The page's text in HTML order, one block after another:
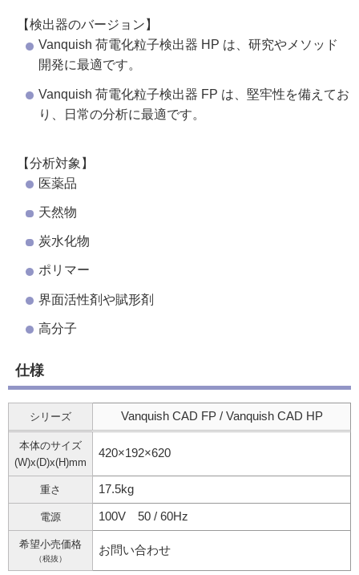
【検出器のバージョン】
Vanquish 荷電化粒子検出器 HP は、研究やメソッド
開発に最適です。
Vanquish 荷電化粒子検出器 FP は、堅牢性を備えてお
り、日常の分析に最適です。
【分析対象】
医薬品
天然物
炭水化物
ポリマー
界面活性剤や賦形剤
高分子
仕様
シリーズ Vanquish CAD FP / Vanquish CAD HP
本体のサイズ
(W)x(D)x(H)mm
420×192×620
重さ 17.5kg
電源 100V 50 / 60Hz
希望小売価格
（税抜）
お問い合わせ